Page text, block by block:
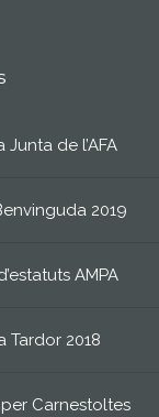
Junta de l’AFA
2019
AMPA
Tardor 2018
per Carnestoltes